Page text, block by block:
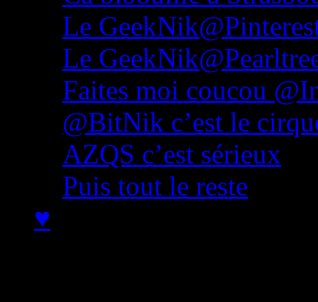
Le
Le
Faites moi coucou
@BitNik c’est le
AZQS c’est sérieux
Puis tout le reste
♥